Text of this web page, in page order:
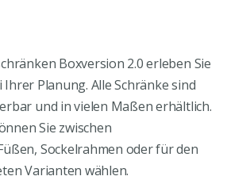
Boxversion 2.0 erleben Sie
Planung. Alle Schränke sind
und in vielen Maßen erhältlich.
Sie zwischen
Sockelrahmen oder für den
Varianten wählen.